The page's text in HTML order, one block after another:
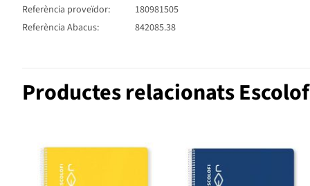
Referència proveïdor:
180981505
Referència Abacus:
842085.38
Productes relacionats